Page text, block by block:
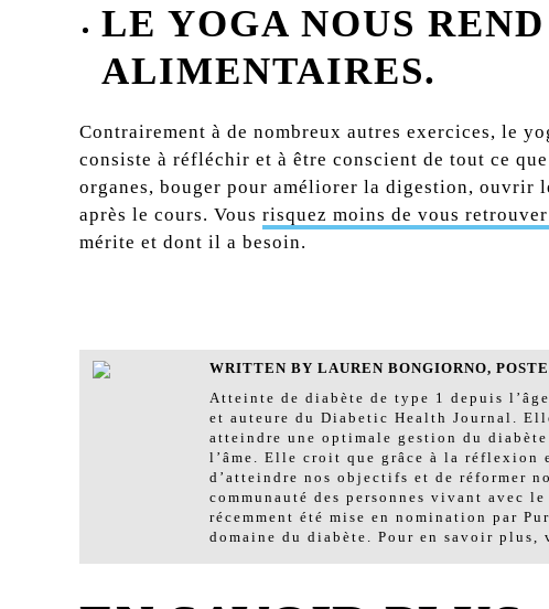
LE YOGA NOUS
ALIMENTAIRES.
Contrairement à de nombreux autres exercices, le
consiste à réfléchir et à être conscient de tout ce
organes, bouger pour améliorer la digestion, ouvrir
après le cours. Vous risquez moins de vous
mérite et dont il a besoin.
WRITTEN BY LAUREN BONGIORNO,
Atteinte de diabète de type 1 depuis
et auteure du Diabetic Health Journal.
atteindre une optimale gestion du
l’âme. Elle croit que grâce à la réflexion
d’atteindre nos objectifs et de réformer
communauté des personnes vivant avec
récemment été mise en nomination par
domaine du diabète. Pour en savoir plus,